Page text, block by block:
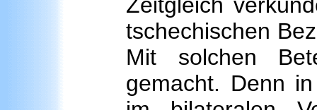
tschechischen
Mit solchen
gemacht. Denn